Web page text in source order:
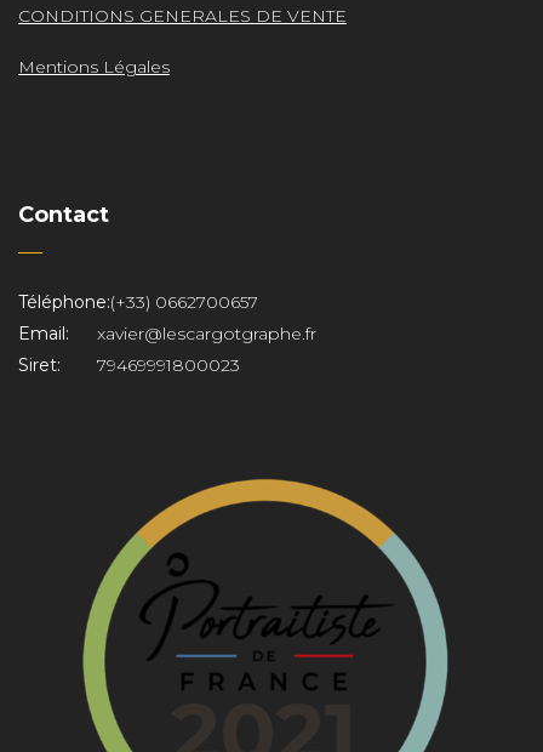
CONDITIONS GENERALES DE VENTE
Mentions Légales
Contact
Téléphone:(+33) 0662700657
Email:
xavier@lescargotgraphe.fr
Siret:
79469991800023